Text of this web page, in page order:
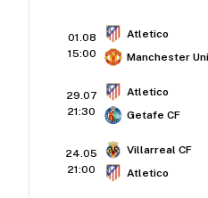
01.08
15:00
Atletico
Manchester
29.07
21:30
Atletico
Getafe CF
24.05
21:00
Villarreal CF
Atletico